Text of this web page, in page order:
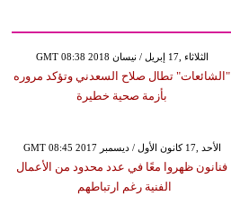
GMT 08:38 2018 الثلاثاء ,17 إبريل / نيسان
"الشائعات" تطال صلاح السعدني وتؤكد مروره
بأزمة صحية خطيرة
GMT 08:45 2017 الأحد ,17 كانون الأول / ديسمبر
فنانون ظهروا معًا في عدد محدود من الأعمال
الفنية رغم ارتباطهم